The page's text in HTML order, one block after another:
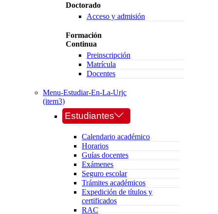
Doctorado
Acceso y admisión
Formación
Continua
Preinscripción
Matrícula
Docentes
Menu-Estudiar-En-La-Urjc
(item3)
Estudiantes
Calendario académico
Horarios
Guías docentes
Exámenes
Seguro escolar
Trámites académicos
Expedición de títulos y
certificados
RAC